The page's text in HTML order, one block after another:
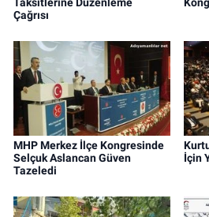
Çağrısı
MHP Merkez İlçe Kongresinde
Selçuk Aslancan Güven
Tazeledi
İçin